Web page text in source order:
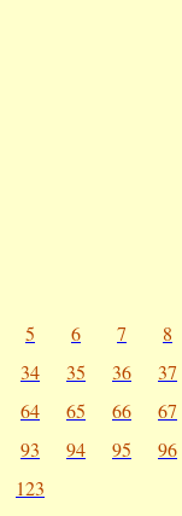
5 6 7 8
34 35 36 37
64 65 66 67
93 94 95 96
123